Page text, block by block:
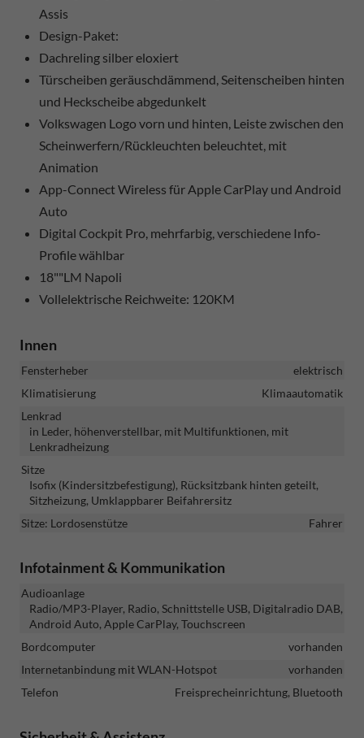
Assis
Design-Paket:
Dachreling silber eloxiert
Türscheiben geräuschdämmend, Seitenscheiben hinten
und Heckscheibe abgedunkelt
Volkswagen Logo vorn und hinten, Leiste zwischen den
Scheinwerfern/Rückleuchten beleuchtet, mit
Animation
App-Connect Wireless für Apple CarPlay und Android
Auto
Digital Cockpit Pro, mehrfarbig, verschiedene Info-
Profile wählbar
18""LM Napoli
Vollelektrische Reichweite: 120KM
Innen
Fensterheber
elektrisch
Klimatisierung
Klimaautomatik
Lenkrad
in Leder, höhenverstellbar, mit Multifunktionen, mit
Lenkradheizung
Sitze
Isofix (Kindersitzbefestigung), Rücksitzbank hinten geteilt,
Sitzheizung, Umklappbarer Beifahrersitz
Sitze: Lordosenstütze
Fahrer
Infotainment & Kommunikation
Audioanlage
Radio/MP3-Player, Radio, Schnittstelle USB, Digitalradio DAB,
Android Auto, Apple CarPlay, Touchscreen
Bordcomputer
vorhanden
Internetanbindung mit WLAN-Hotspot
vorhanden
Telefon
Freisprecheinrichtung, Bluetooth